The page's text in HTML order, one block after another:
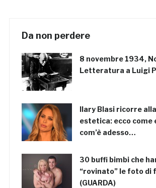
Da non perdere
8 novembre 1934,
Letteratura a Luigi
Ilary Blasi ricorre
estetica: ecco come
com’è adesso…
30 buffi bimbi che
“rovinato” le foto di
(GUARDA)